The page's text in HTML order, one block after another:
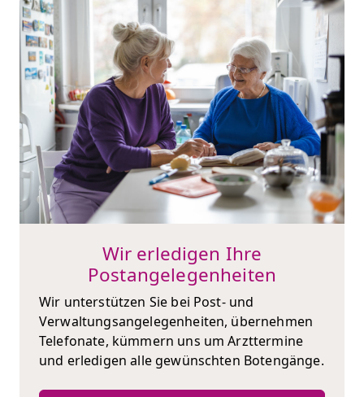
Wir erledigen Ihre
Postangelegenheiten
Wir unterstützen Sie bei Post- und
Verwaltungsangelegenheiten, übernehmen
Telefonate, kümmern uns um Arzttermine
und erledigen alle gewünschten Botengänge.